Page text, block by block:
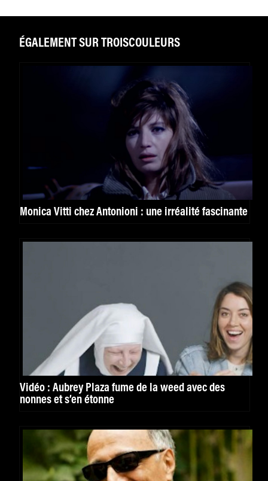
ÉGALEMENT SUR TROISCOULEURS
Monica Vitti chez Antonioni : une irréalité fascinante
Vidéo : Aubrey Plaza fume de la weed avec des
nonnes et s’en étonne